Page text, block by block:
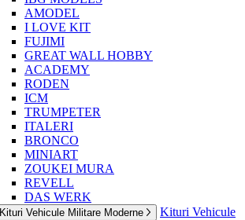
AMODEL
I LOVE KIT
FUJIMI
GREAT WALL HOBBY
ACADEMY
RODEN
ICM
TRUMPETER
ITALERI
BRONCO
MINIART
ZOUKEI MURA
REVELL
DAS WERK
Kituri Vehicule Militare Moderne
Kituri Vehicule